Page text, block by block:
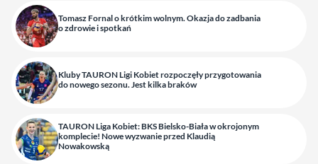
Tomasz Fornal o krótkim wolnym. Okazja do zadbania
o zdrowie i spotkań
Kluby TAURON Ligi Kobiet rozpoczęły przygotowania
do nowego sezonu. Jest kilka braków
TAURON Liga Kobiet: BKS Bielsko-Biała w okrojonym
komplecie! Nowe wyzwanie przed Klaudią
Nowakowską